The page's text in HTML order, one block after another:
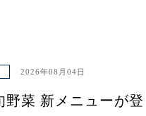
2026年08月04日
野菜 新メニューが登